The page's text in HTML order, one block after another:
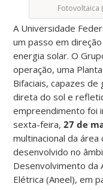
Fotovoltaica
A Universidade
um passo em
energia solar. O
operação, uma
Bifaciais, capazes
direta do sol e
empreendimento foi
sexta-feira, 27 de
multinacional da
desenvolvido no
Desenvolvimento da
Elétrica (Aneel), em